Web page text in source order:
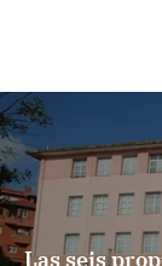
Las seis